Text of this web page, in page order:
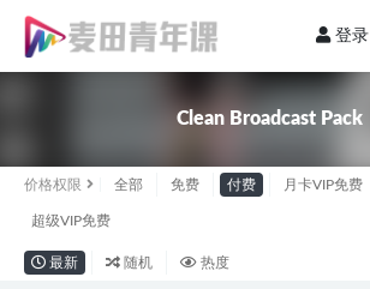
登录
Clean Broadcast Pack
价格权限 全部 免费 付费 月卡VIP免费
超级VIP免费
最新 随机 热度